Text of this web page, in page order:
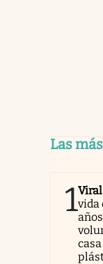
Las
1Viral
vida